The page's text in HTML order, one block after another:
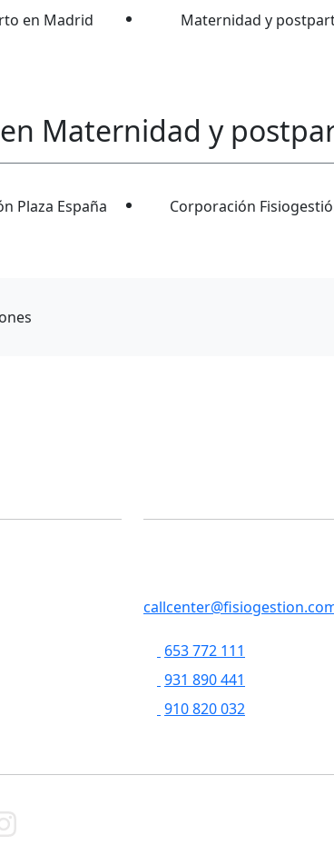
en Madrid Maternidad y
Maternidad y
Plaza España Corporación
653 772 111
931 890 441
910 820 032